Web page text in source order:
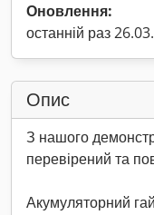
Оновлення:
останній раз
Опис
З нашого
перевірений та
Акумуляторний